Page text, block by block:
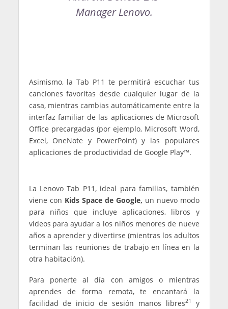
Manager Lenovo.
Asimismo, la Tab P11 te permitirá escuchar tus
canciones favoritas desde cualquier lugar de la
casa, mientras cambias automáticamente entre la
interfaz familiar de las aplicaciones de Microsoft
Office precargadas (por ejemplo, Microsoft Word,
Excel, OneNote y PowerPoint) y las populares
aplicaciones de productividad de Google Play™.
La Lenovo Tab P11, ideal para familias, también
viene con Kids Space de Google, un nuevo modo
para niños que incluye aplicaciones, libros y
videos para ayudar a los niños menores de nueve
años a aprender y divertirse (mientras los adultos
terminan las reuniones de trabajo en línea en la
otra habitación).
Para ponerte al día con amigos o mientras
aprendes de forma remota, te encantará la
facilidad de inicio de sesión manos libres21
y